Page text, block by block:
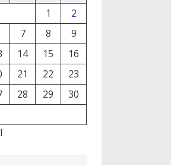
1
2
7 8
9
14 15
16
21 22
23
28 29
30